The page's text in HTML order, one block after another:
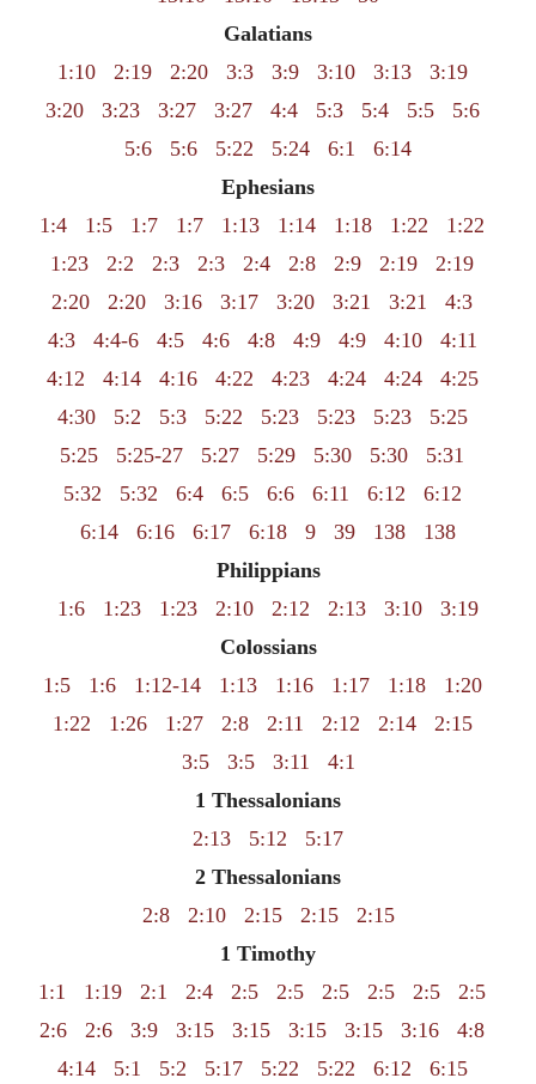
Galatians
1:10
2:19 2:20 3:3 3:9 3:10 3:13
3:19
3:20
3:23 3:27 3:27 4:4 5:3 5:4 5:5
5:6
5:6
5:6 5:22 5:24 6:1
6:14
Ephesians
1:4
1:5 1:7 1:7 1:13 1:14 1:18 1:22
1:22
1:23
2:2 2:3 2:3 2:4 2:8 2:9 2:19
2:19
2:20
2:20 3:16 3:17 3:20 3:21 3:21
4:3
4:3
4:4-6 4:5 4:6 4:8 4:9 4:9 4:10
4:11
4:12
4:14 4:16 4:22 4:23 4:24 4:24
4:25
4:30
5:2 5:3 5:22 5:23 5:23 5:23
5:25
5:25
5:25-27 5:27 5:29 5:30 5:30
5:31
5:32
5:32 6:4 6:5 6:6 6:11 6:12
6:12
6:14
6:16 6:17 6:18 9 39 138
138
Philippians
1:6
1:23 1:23 2:10 2:12 2:13 3:10
3:19
Colossians
1:5
1:6 1:12-14 1:13 1:16 1:17 1:18
1:20
1:22
1:26 1:27 2:8 2:11 2:12 2:14
2:15
3:5
3:5 3:11
4:1
1 Thessalonians
2:13
5:12
5:17
2 Thessalonians
2:8
2:10 2:15 2:15
2:15
1 Timothy
1:1
1:19 2:1 2:4 2:5 2:5 2:5 2:5 2:5
2:5
2:6
2:6 3:9 3:15 3:15 3:15 3:15 3:16
4:8
4:14
5:1 5:2 5:17 5:22 5:22 6:12
6:15